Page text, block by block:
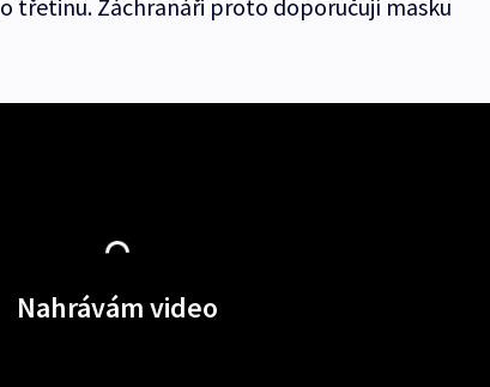
třetinu. Záchranáři proto doporučují masku
Nahrávám video